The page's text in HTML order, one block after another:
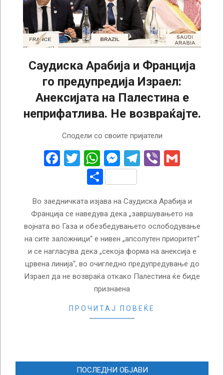
Саудиска Арабија и Франција
го предупредија Израел:
Анексијата на Палестина е
неприфатлива. Не возвраќајте.
Сподели со своите пријатели
Facebook
Twitter
WhatsApp
Messenger
Telegram
Viber
Share
Во заедничката изјава на Саудиска Арабија и
Франција се наведува дека „завршувањето на
војната во Газа и обезбедувањето ослободување
на сите заложници“ е нивен „апсолутен приоритет“
и се нагласува дека „секоја форма на анексија е
црвена линија“, во очигледно предупредување до
Израел да не возвраќа откако Палестина ќе биде
признаена
ПРОЧИТАЈ ПОВЕЌЕ
ПОСЛЕДНИ ОБЈАВИ